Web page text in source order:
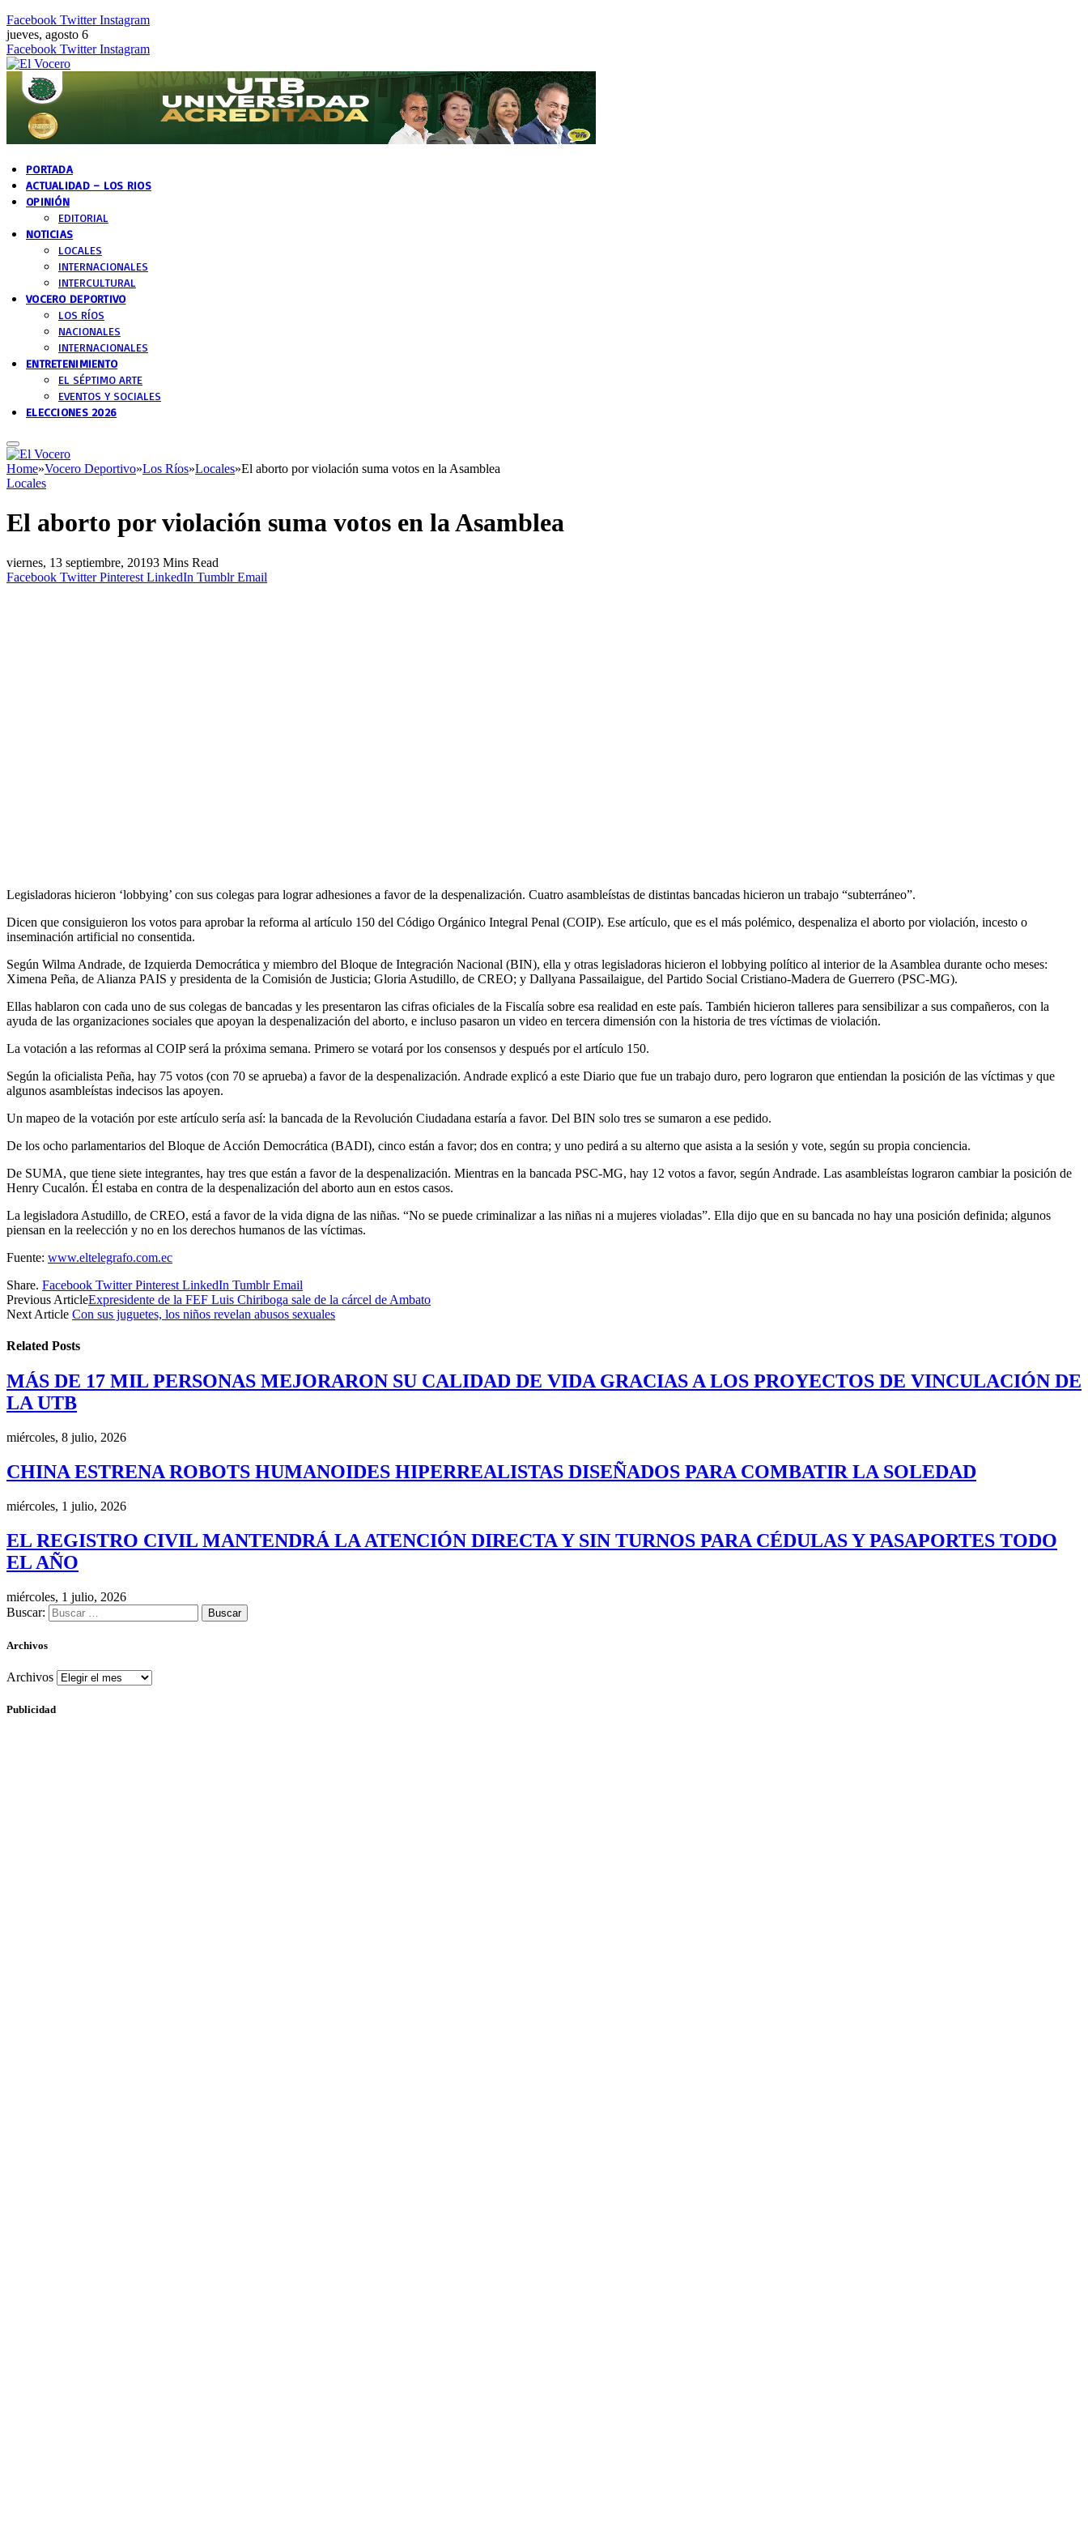
Facebook Twitter Instagram
jueves, agosto 6
Facebook Twitter Instagram
PORTADA
ACTUALIDAD – LOS RIOS
OPINIÓN
EDITORIAL
NOTICIAS
LOCALES
INTERNACIONALES
INTERCULTURAL
VOCERO DEPORTIVO
LOS RÍOS
NACIONALES
INTERNACIONALES
ENTRETENIMIENTO
EL SÉPTIMO ARTE
EVENTOS Y SOCIALES
ELECCIONES 2026
Home»Vocero Deportivo»Los Ríos»Locales»El aborto por violación suma votos en la Asamblea
Locales
El aborto por violación suma votos en la Asamblea
viernes, 13 septiembre, 20193 Mins Read
Facebook Twitter Pinterest LinkedIn Tumblr Email
Legisladoras hicieron ‘lobbying’ con sus colegas para lograr adhesiones a favor de la despenalización. Cuatro asambleístas de distintas bancadas hicieron un trabajo “subterráneo”.
Dicen que consiguieron los votos para aprobar la reforma al artículo 150 del Código Orgánico Integral Penal (COIP). Ese artículo, que es el más polémico, despenaliza el aborto por violación, incesto o
inseminación artificial no consentida.
Según Wilma Andrade, de Izquierda Democrática y miembro del Bloque de Integración Nacional (BIN), ella y otras legisladoras hicieron el lobbying político al interior de la Asamblea durante ocho meses:
Ximena Peña, de Alianza PAIS y presidenta de la Comisión de Justicia; Gloria Astudillo, de CREO; y Dallyana Passailaigue, del Partido Social Cristiano-Madera de Guerrero (PSC-MG).
Ellas hablaron con cada uno de sus colegas de bancadas y les presentaron las cifras oficiales de la Fiscalía sobre esa realidad en este país. También hicieron talleres para sensibilizar a sus compañeros, con la
ayuda de las organizaciones sociales que apoyan la despenalización del aborto, e incluso pasaron un video en tercera dimensión con la historia de tres víctimas de violación.
La votación a las reformas al COIP será la próxima semana. Primero se votará por los consensos y después por el artículo 150.
Según la oficialista Peña, hay 75 votos (con 70 se aprueba) a favor de la despenalización. Andrade explicó a este Diario que fue un trabajo duro, pero lograron que entiendan la posición de las víctimas y que
algunos asambleístas indecisos las apoyen.
Un mapeo de la votación por este artículo sería así: la bancada de la Revolución Ciudadana estaría a favor. Del BIN solo tres se sumaron a ese pedido.
De los ocho parlamentarios del Bloque de Acción Democrática (BADI), cinco están a favor; dos en contra; y uno pedirá a su alterno que asista a la sesión y vote, según su propia conciencia.
De SUMA, que tiene siete integrantes, hay tres que están a favor de la despenalización. Mientras en la bancada PSC-MG, hay 12 votos a favor, según Andrade. Las asambleístas lograron cambiar la posición de
Henry Cucalón. Él estaba en contra de la despenalización del aborto aun en estos casos.
La legisladora Astudillo, de CREO, está a favor de la vida digna de las niñas. “No se puede criminalizar a las niñas ni a mujeres violadas”. Ella dijo que en su bancada no hay una posición definida; algunos
piensan en la reelección y no en los derechos humanos de las víctimas.
Fuente: www.eltelegrafo.com.ec
Share. Facebook Twitter Pinterest LinkedIn Tumblr Email
Previous ArticleExpresidente de la FEF Luis Chiriboga sale de la cárcel de Ambato
Next Article Con sus juguetes, los niños revelan abusos sexuales
Related Posts
MÁS DE 17 MIL PERSONAS MEJORARON SU CALIDAD DE VIDA GRACIAS A LOS PROYECTOS DE VINCULACIÓN DE
LA UTB
miércoles, 8 julio, 2026
CHINA ESTRENA ROBOTS HUMANOIDES HIPERREALISTAS DISEÑADOS PARA COMBATIR LA SOLEDAD
miércoles, 1 julio, 2026
EL REGISTRO CIVIL MANTENDRÁ LA ATENCIÓN DIRECTA Y SIN TURNOS PARA CÉDULAS Y PASAPORTES TODO
EL AÑO
miércoles, 1 julio, 2026
Buscar:
Archivos
Archivos
Publicidad